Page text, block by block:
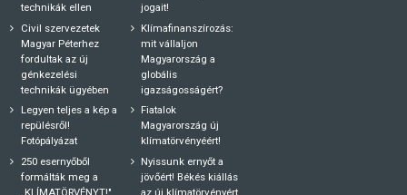
technikák ellen
Civil szervezetek
Magyar Péterhez
fordultak az új
génkezelési
technikák ügyében
Legyen teljes a kép a
repülésről!
Fotópályázat
250 esernyőből
formálták meg a
„KLÍMATÖRVÉNYT!"
jogait!
Klímafinanszírozás:
mit vállaljon
Magyarország a
globális
igazságosságért?
Fiatalok
Magyarország új
klímatörvényéért!
Nyissunk ernyőt a
jövőért! Békés kiállás
az új klímatörvényért